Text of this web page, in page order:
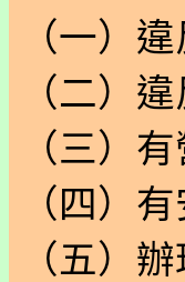
（一）
（二）
（三）
（四）
（五）